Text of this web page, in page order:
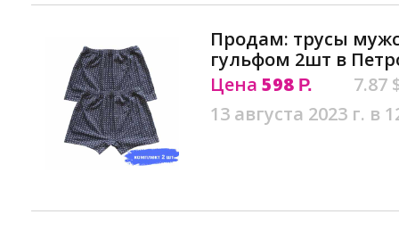
Продам: трусы
гульфом 2шт в
Цена 598 Р.
7.87
13 августа 2023 г. в